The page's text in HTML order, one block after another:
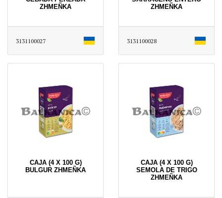
ZHMEÑKA
3131100027
ZHMEÑKA
3131100028
CAJA (4 X 100 G)
BULGUR ZHMEÑKA
CAJA (4 X 100 G)
SEMOLA DE TRIGO
ZHMEÑKA